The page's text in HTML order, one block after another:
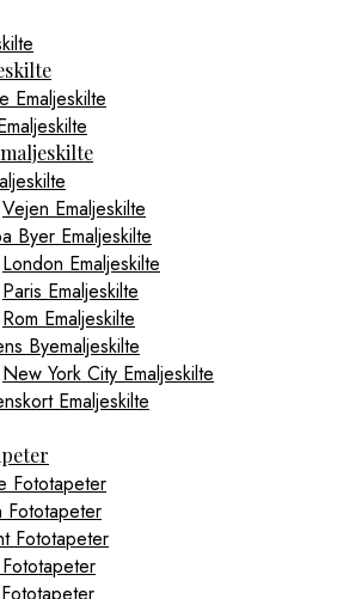
Emaljeskilte
Vejen Emaljeskilte
Byer Emaljeskilte
London Emaljeskilte
Paris Emaljeskilte
Rom Emaljeskilte
Byemaljeskilte
New York City Emaljeskilte
Emaljeskilte
Fototapeter
Fototapeter
Fototapeter